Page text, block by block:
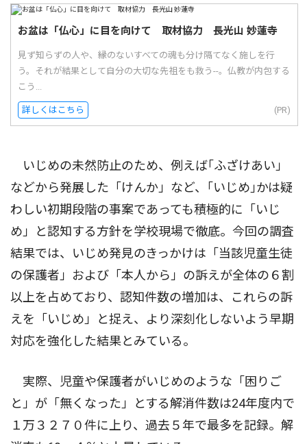
お盆は「仏心」に目を向けて 取材協力 長光山 妙蓮寺
見ず知らずの人や、縁のないすべての魂も分け隔てなく施しを行
う。それが結果として自分の大切な先祖をも救う--。仏教が内包する
こう...
詳しくはこちら (PR)
いじめの未然防止のため、例えば｢ふざけあい」
などから発展した「けんか」など、｢いじめ｣かは疑
わしい初期段階の事案であっても積極的に「いじ
め」と認知する方針を学校現場で徹底。今回の調査
結果では、いじめ発見のきっかけは「当該児童生徒
の保護者」および「本人から」の訴えが全体の６割
以上を占めており、認知件数の増加は、これらの訴
えを「いじめ」と捉え、より深刻化しないよう早期
対応を強化した結果とみている。
実際、児童や保護者がいじめのような「困りご
と」が「無くなった」とする解消件数は24年度内で
１万３２７０件に上り、過去５年で最多を記録。解